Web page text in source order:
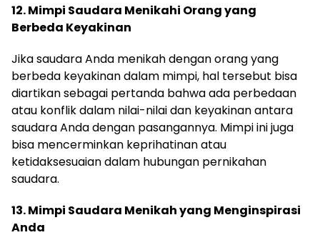
12. Mimpi Saudara Menikahi Orang yang
Berbeda Keyakinan
Jika saudara Anda menikah dengan orang yang
berbeda keyakinan dalam mimpi, hal tersebut bisa
diartikan sebagai pertanda bahwa ada perbedaan
atau konflik dalam nilai-nilai dan keyakinan antara
saudara Anda dengan pasangannya. Mimpi ini juga
bisa mencerminkan keprihatinan atau
ketidaksesuaian dalam hubungan pernikahan
saudara.
13. Mimpi Saudara Menikah yang Menginspirasi
Anda